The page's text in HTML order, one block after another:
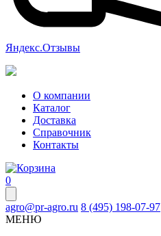
Яндекс.Отзывы
О компании
Каталог
Доставка
Справочник
Контакты
0
agro@pr-agro.ru 8 (495) 198-07-97
МЕНЮ